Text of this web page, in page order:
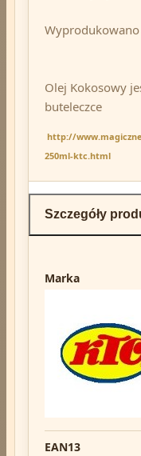
Wyprodukowano
Olej Kokosowy
buteleczce
http://
250ml-ktc.html
Szczegóły
Marka
EAN13